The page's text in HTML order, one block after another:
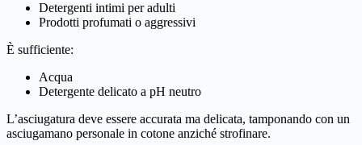
Detergenti intimi per adulti
Prodotti profumati o aggressivi
È sufficiente:
Acqua
Detergente delicato a pH neutro
L’asciugatura deve essere accurata ma delicata, tamponando con un
asciugamano personale in cotone anziché strofinare.